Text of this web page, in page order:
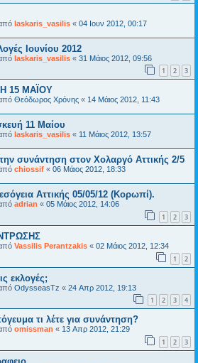
laskaris_vasilis « 04 Ιουν 2012, 00:17
Ιουνίου 2012
laskaris_vasilis « 31 Μάιος 2012, 09:56
1 2 3
15 ΜΑΪΟΥ
Θεόδωρος Χρόνης « 14 Μάιος 2012, 11:43
11 Μαίου
laskaris_vasilis « 11 Μάιος 2012, 13:57
συνάντηση στον Χολαργό Αττικής 2/5
chiossif « 06 Μάιος 2012, 18:33
Αττικής 05/05/12 (Κορωπί).
adrian « 05 Μάιος 2012, 14:06
1 2 3
Vassilis Perantzakis « 02 Μάιος 2012, 12:34
1 2
εκλογές;
OdysseasTz « 24 Απρ 2012, 19:13
1 2 3 4
τι λέτε για συνάντηση?
omissman « 13 Απρ 2012, 21:29
1 2 3